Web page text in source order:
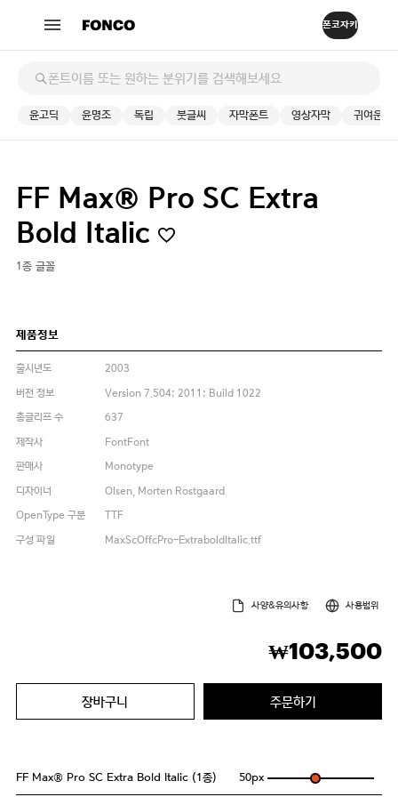
윤고딕 윤명조 독립 붓글씨 자막폰트 영상자막 귀여운
FF Max® Pro SC Extra
Bold Italic
1종 글꼴
제품정보
출시년도
2003
버전 정보
Version 7.504; 2011; Build 1022
총글리프 수
637
제작사
FontFont
판매사
Monotype
디자이너
Olsen, Morten Rostgaard
OpenType 구분
TTF
구성 파일
MaxScOffcPro-ExtraboldItalic.ttf
사양&유의사항 사용범위
₩103,500
장바구니 주문하기
FF Max® Pro SC Extra Bold Italic (1종) 50px